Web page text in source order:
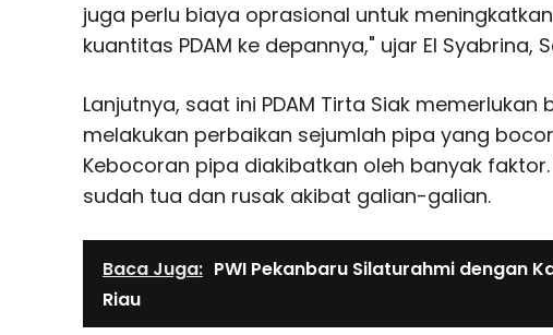
juga perlu biaya oprasional untuk
kuantitas PDAM ke depannya," ujar El Syabrina,
Lanjutnya, saat ini PDAM Tirta Siak memerlukan
melakukan perbaikan sejumlah pipa yang
Kebocoran pipa diakibatkan oleh banyak
sudah tua dan rusak akibat galian-galian.
Baca Juga: PWI Pekanbaru Silaturahmi dengan
Riau